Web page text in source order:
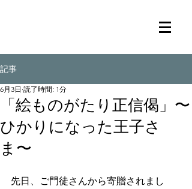
記事
「絵ものがたり正信偈」〜
ひかりになった王子さ
ま〜
6月3日 読了時間: 1分
先日、ご門徒さんから寄贈されまし